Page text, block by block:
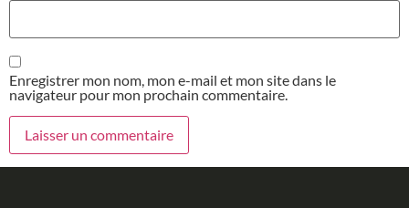
Enregistrer mon nom, mon e-mail et mon site dans le
navigateur pour mon prochain commentaire.